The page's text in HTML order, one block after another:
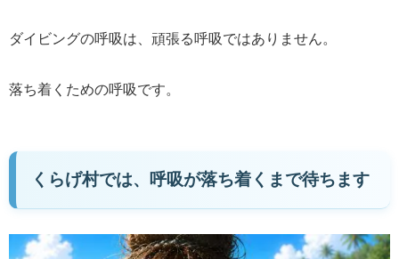
ダイビングの呼吸は、頑張る呼吸ではありません。
落ち着くための呼吸です。
くらげ村では、呼吸が落ち着くまで待ちます